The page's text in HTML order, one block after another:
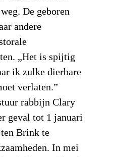
De geboren
andere
„Het is spijtig
ik zulke dierbare
verlaten.”
rabbijn Clary
geval tot 1 januari
Brink te
In mei